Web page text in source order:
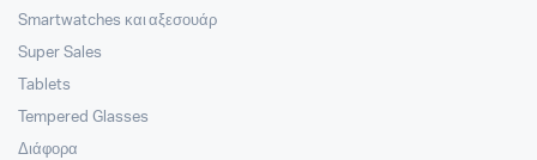
Smartwatches και αξεσουάρ
Super Sales
Tablets
Tempered Glasses
Διάφορα